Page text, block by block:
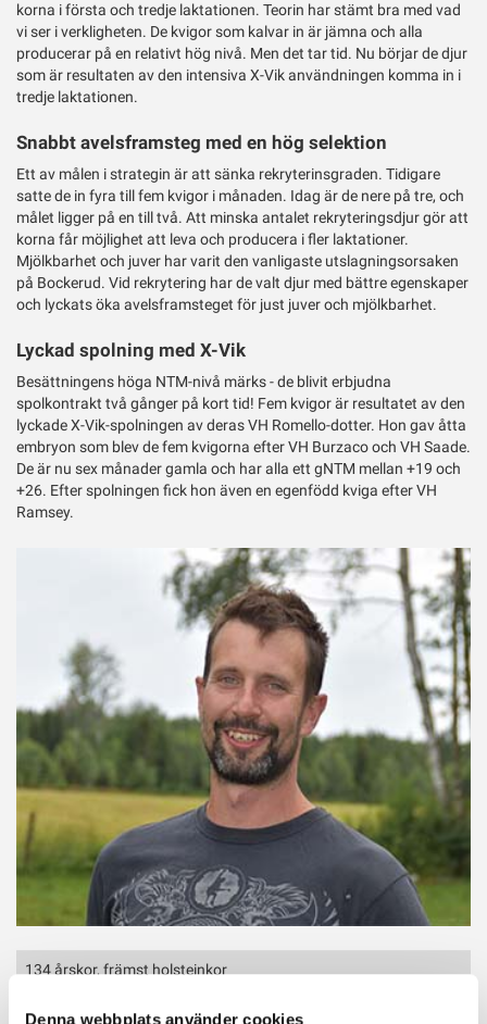
Denna webbplats använder cookies
korna i första och tredje laktationen. Teorin har stämt bra med vad
vi ser i verkligheten. De kvigor som kalvar in är jämna och alla
producerar på en relativt hög nivå. Men det tar tid. Nu börjar de djur
som är resultaten av den intensiva X-Vik användningen komma in i
tredje laktationen.
Snabbt avelsframsteg med en hög selektion
Ett av målen i strategin är att sänka rekryterinsgraden. Tidigare
satte de in fyra till fem kvigor i månaden. Idag är de nere på tre, och
målet ligger på en till två. Att minska antalet rekryteringsdjur gör att
korna får möjlighet att leva och producera i fler laktationer.
Mjölkbarhet och juver har varit den vanligaste utslagningsorsaken
på Bockerud. Vid rekrytering har de valt djur med bättre egenskaper
och lyckats öka avelsframsteget för just juver och mjölkbarhet.
Lyckad spolning med X-Vik
Besättningens höga NTM-nivå märks - de blivit erbjudna
spolkontrakt två gånger på kort tid! Fem kvigor är resultatet av den
lyckade X-Vik-spolningen av deras VH Romello-dotter. Hon gav åtta
embryon som blev de fem kvigorna efter VH Burzaco och VH Saade.
De är nu sex månader gamla och har alla ett gNTM mellan +19 och
+26. Efter spolningen fick hon även en egenfödd kviga efter VH
Ramsey.
134 årskor, främst holsteinkor
11 927 kg ECM